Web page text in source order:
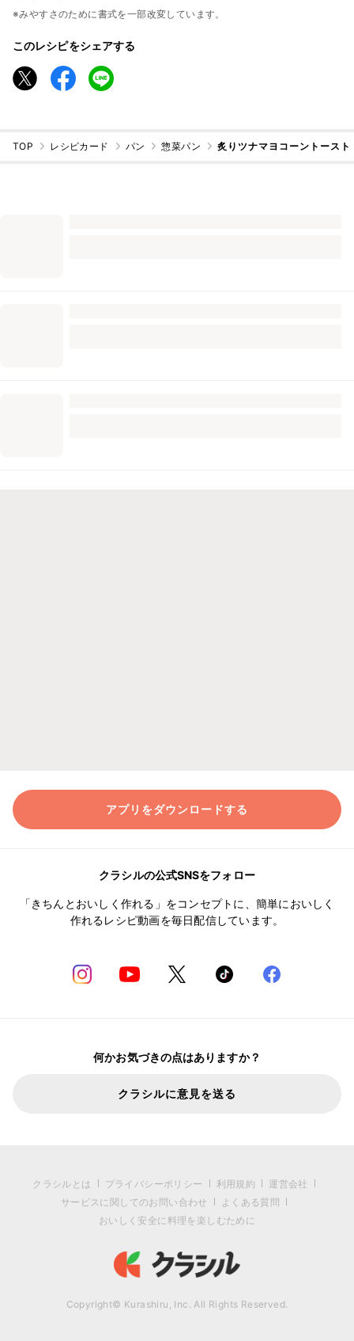
※みやすさのために書式を一部改変しています。
このレシピをシェアする
TOP レシピカード パン 惣菜パン 炙りツナマヨコーントースト
アプリをダウンロードする
クラシルの公式SNSをフォロー
「きちんとおいしく作れる」をコンセプトに、簡単においしく
作れるレシピ動画を毎日配信しています。
何かお気づきの点はありますか？
クラシルに意見を送る
クラシルとは プライバシーポリシー 利用規約
運営会社
サービスに関してのお問い合わせ
よくある質問
おいしく安全に料理を楽しむために
Copyright© Kurashiru, Inc. All Rights Reserved.